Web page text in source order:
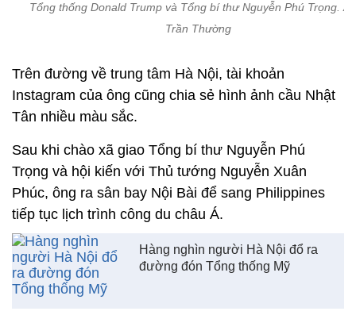
Tổng thống Donald Trump và Tổng bí thư Nguyễn Phú Trọng.
Trần Thường
Trên đường về trung tâm Hà Nội, tài khoản
Instagram của ông cũng chia sẻ hình ảnh cầu Nhật
Tân nhiều màu sắc.
Sau khi chào xã giao Tổng bí thư Nguyễn Phú
Trọng và hội kiến với Thủ tướng Nguyễn Xuân
Phúc, ông ra sân bay Nội Bài để sang Philippines
tiếp tục lịch trình công du châu Á.
Hàng nghìn người Hà Nội đổ ra
đường đón Tổng thống Mỹ